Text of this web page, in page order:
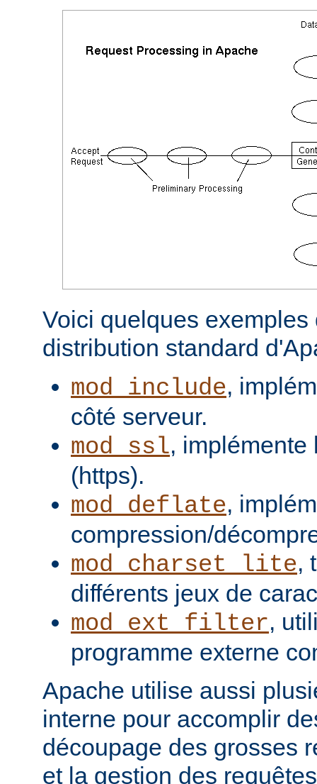
Voici quelques
distribution standard
mod_include,
côté serveur.
mod_ssl, implémente
(https).
mod_deflate,
compression/
mod_charset_lite,
différents jeux de
mod_ext_filter,
programme externe
Apache utilise aussi
interne pour accomplir
découpage des grosses
et la gestion des